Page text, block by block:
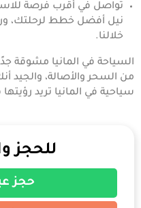
تواصل في أقرب فرصة
نيل أفضل خطط لرحلتك،
خلالنا.
السياحة في المانيا مشوقة
من السحر والأصالة، والجيد
سياحية في المانيا تريد
للحجز
حجز